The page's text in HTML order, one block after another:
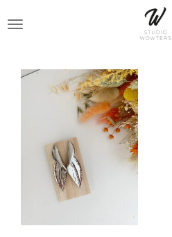
direct
hoofdinhoud